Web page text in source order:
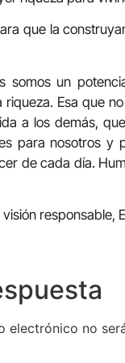
que la
somos un
riqueza. Esa que
a los demás,
para nosotros y
de cada día.
responsable,
electrónico no